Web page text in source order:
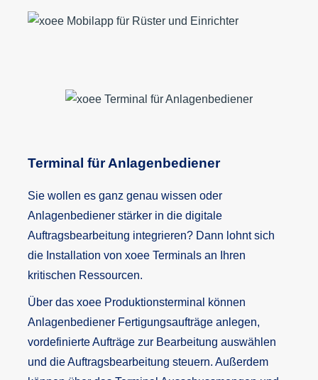
Terminal für Anlagenbediener
Sie wollen es ganz genau wissen oder
Anlagenbediener stärker in die digitale
Auftragsbearbeitung integrieren? Dann lohnt sich
die Installation von xoee Terminals an Ihren
kritischen Ressourcen.
Über das xoee Produktionsterminal können
Anlagenbediener Fertigungsaufträge anlegen,
vordefinierte Aufträge zur Bearbeitung auswählen
und die Auftragsbearbeitung steuern. Außerdem